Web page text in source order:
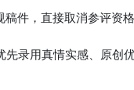
稿件，直接取消参评资
录用真情实感、原创